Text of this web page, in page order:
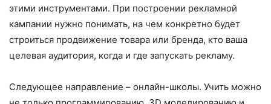
этими инструментами. При построении рекламной
кампании нужно понимать, на чем конкретно будет
стро­иться продвижение товара или бренда, кто ваша
целевая аудитория, когда и где запускать рекламу.
Следующее направление – он­лайн-школы. Учить можно